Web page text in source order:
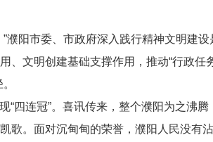
濮阳市委、市政府深入践行精神文明建
文明创建基础支撑作用，推动“行政任
“四连冠”。喜讯传来，整个濮阳为之沸
歌。面对沉甸甸的荣誉，濮阳人民没有